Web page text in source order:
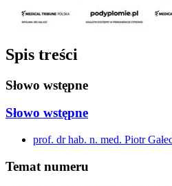
Spis treści
Słowo wstępne
Słowo wstępne
prof. dr hab. n. med. Piotr
Temat numeru